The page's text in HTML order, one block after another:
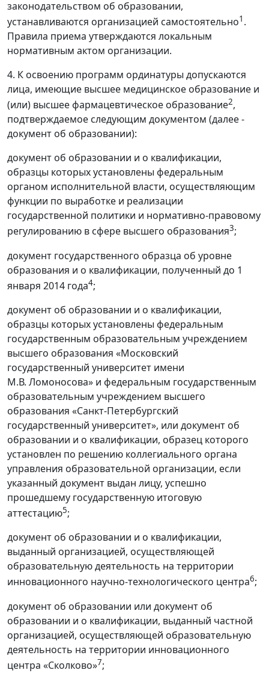
законодательством об образовании,
устанавливаются организацией самостоятельно1 .
Правила приема утверждаются локальным
нормативным актом организации.
4. К освоению программ ординатуры допускаются
лица, имеющие высшее медицинское образование и
(или) высшее фармацевтическое образование2,
подтверждаемое следующим документом (далее -
документ об образовании):
документ об образовании и о квалификации,
образцы которых установлены федеральным
органом исполнительной власти, осуществляющим
функции по выработке и реализации
государственной политики и нормативно-правовому
регулированию в сфере высшего образования3;
документ государственного образца об уровне
образования и о квалификации, полученный до 1
января 2014 года4;
документ об образовании и о квалификации,
образцы которых установлены федеральным
государственным образовательным учреждением
высшего образования «Московский
государственный университет имени
М.В. Ломоносова» и федеральным государственным
образовательным учреждением высшего
образования «Санкт-Петербургский
государственный университет», или документ об
образовании и о квалификации, образец которого
установлен по решению коллегиального органа
управления образовательной организации, если
указанный документ выдан лицу, успешно
прошедшему государственную итоговую
аттестацию5;
документ об образовании и о квалификации,
выданный организацией, осуществляющей
образовательную деятельность на территории
инновационного научно-технологического центра6;
документ об образовании или документ об
образовании и о квалификации, выданный частной
организацией, осуществляющей образовательную
деятельность на территории инновационного
центра «Сколково»7;